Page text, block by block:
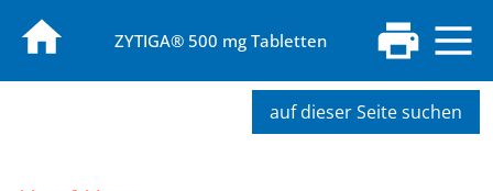
ZYTIGA® 500 mg Tabletten
auf dieser Seite suchen